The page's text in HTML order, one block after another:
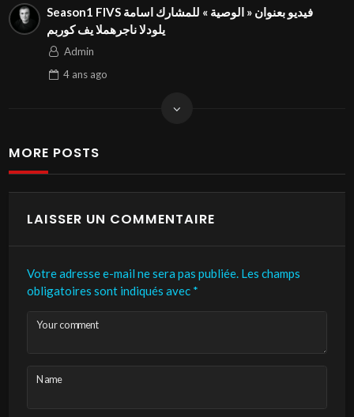
Season1 FIVS فيديو بعنوان « الوصية » للمشارك اسامة
مبروك في المهرجان الدولي⁩
Admin
4 ansago
MORE POSTS
LAISSER UN COMMENTAIRE
Votre adresse e-mail ne sera pas publiée. Les champs
obligatoires sont indiqués avec *
Your comment
Name